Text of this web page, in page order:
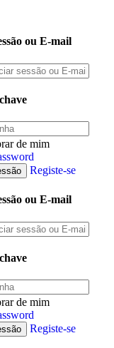
ou E-mail
de mim
Registe-se
ou E-mail
de mim
Registe-se